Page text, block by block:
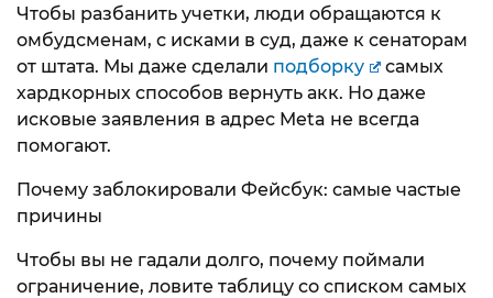
Чтобы разбанить учетки, люди обращаются к
омбудсменам, с исками в суд, даже к сенаторам
от штата. Мы даже сделали подборку
самых
хардкорных способов вернуть акк. Но даже
исковые заявления в адрес Meta не всегда
помогают.
Почему заблокировали Фейсбук: самые частые
причины
Чтобы вы не гадали долго, почему поймали
ограничение, ловите таблицу со списком самых